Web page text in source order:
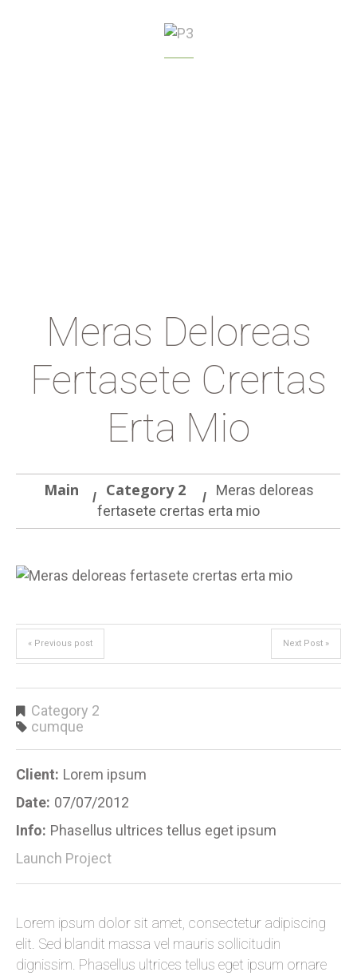
Meras Deloreas
Fertasete Crertas
Erta Mio
Main Category 2
Meras deloreas
fertasete crertas erta mio
« Previous post Next Post »
Category 2
cumque
Client: Lorem ipsum
Date: 07/07/2012
Info: Phasellus ultrices tellus eget ipsum
Launch Project
Lorem ipsum dolor sit amet, consectetur adipiscing
elit. Sed blandit massa vel mauris sollicitudin
dignissim. Phasellus ultrices tellus eget ipsum ornare